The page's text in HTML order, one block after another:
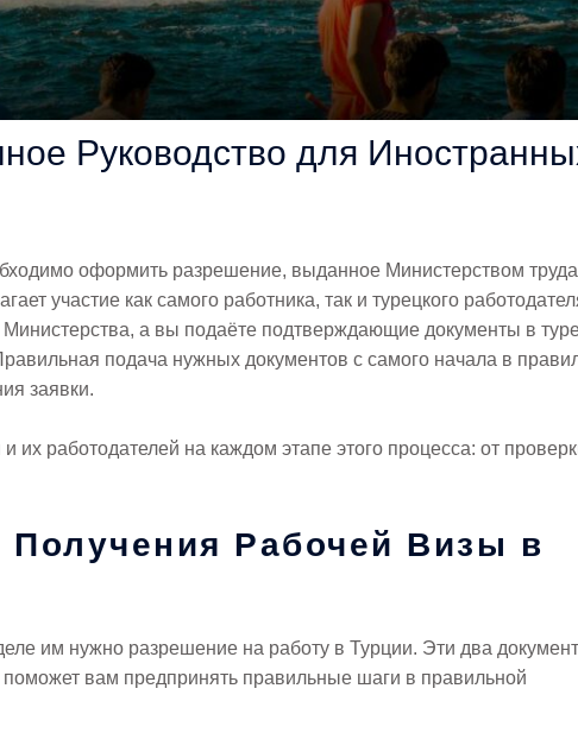
Руководство для
оформить разрешение, выданное Министерством
участие как самого работника, так и турецкого
Министерства, а вы подаёте подтверждающие документы в
подача нужных документов с самого начала в
заявки.
работодателей на каждом этапе этого процесса: от
Получения Рабочей Визы в
им нужно разрешение на работу в Турции. Эти два
вам предпринять правильные шаги в правильной